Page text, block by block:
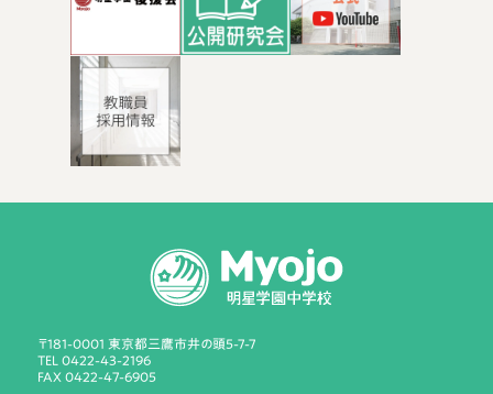
〒181-0001 東京都三鷹市井の頭5-7-7
TEL 0422-43-2196
FAX 0422-47-6905